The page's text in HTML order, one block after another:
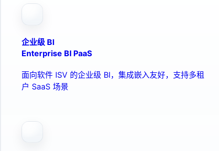
企业级 BI
Enterprise BI PaaS
面向软件 ISV 的企业级 BI，集成嵌入友好，支持多租
户 SaaS 场景